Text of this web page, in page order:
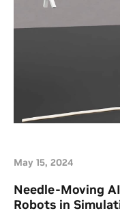
May 15, 2024
Needle-Moving
Robots in